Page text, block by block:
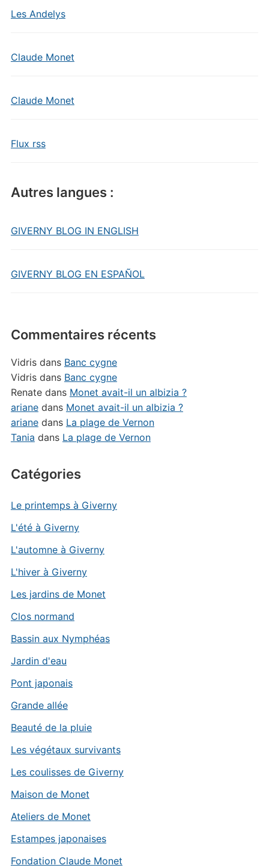
Les Andelys
Claude Monet
Claude Monet
Flux rss
Autres langues :
GIVERNY BLOG IN ENGLISH
GIVERNY BLOG EN ESPAÑOL
Commentaires récents
Vidrisdans Banc cygne
Vidrisdans Banc cygne
Renatedans Monet avait-il un albizia ?
arianedans Monet avait-il un albizia ?
arianedans La plage de Vernon
Tania dans La plage de Vernon
Catégories
Le printemps à Giverny
L'été à Giverny
L'automne à Giverny
L'hiver à Giverny
Les jardins de Monet
Clos normand
Bassin aux Nymphéas
Jardin d'eau
Pont japonais
Grande allée
Beauté de la pluie
Les végétaux survivants
Les coulisses de Giverny
Maison de Monet
Ateliers de Monet
Estampes japonaises
Fondation Claude Monet